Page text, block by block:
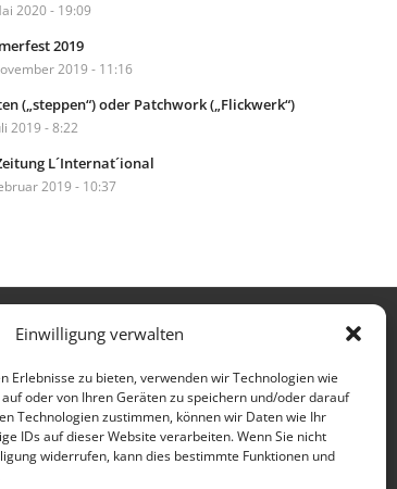
Einwilligung verwalten
Erlebnisse zu bieten, verwenden wir Technologien wie
oder von Ihren Geräten zu speichern und/oder darauf
Technologien zustimmen, können wir Daten wie Ihr
IDs auf dieser Website verarbeiten. Wenn Sie nicht
widerrufen, kann dies bestimmte Funktionen und
2020 - 19:09
2019
2019 - 11:16
(„steppen“) oder Patchwork („Flickwerk“)
2019 - 8:22
L´Internat´ional
2019 - 10:37